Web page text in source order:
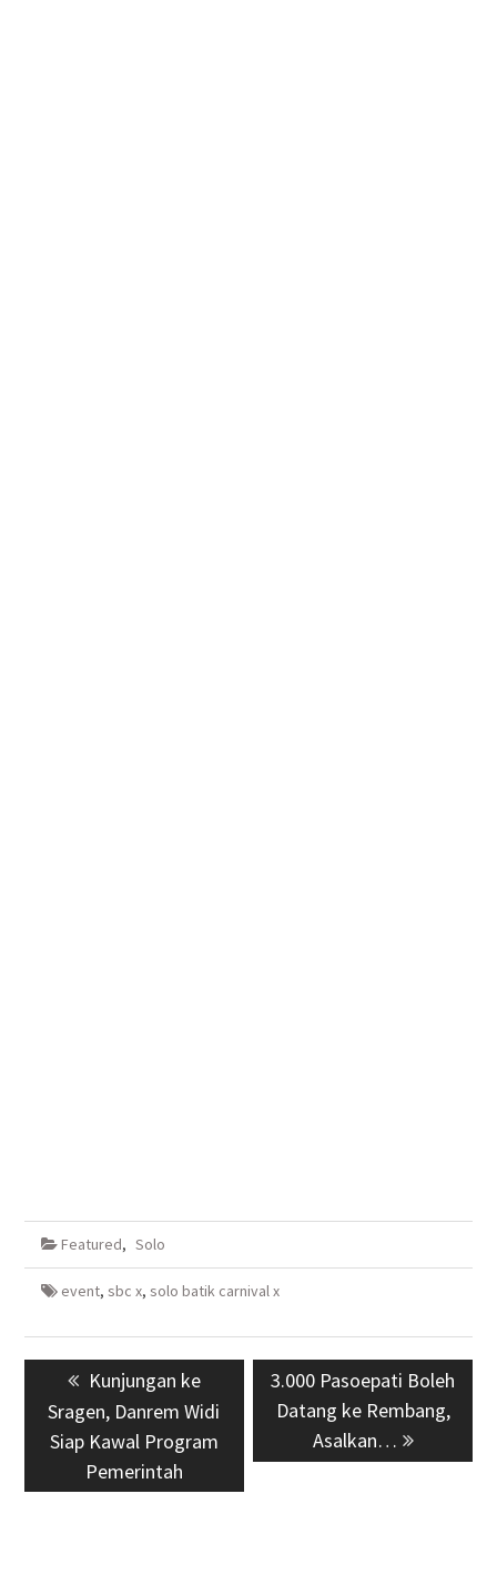
Featured, Solo
event, sbc x, solo batik carnival x
Navigasi
Previous
post:
Kunjungan ke
Sragen, Danrem Widi
Siap Kawal Program
Pemerintah
Next
post:
3.000 Pasoepati Boleh
Datang ke Rembang,
Asalkan…